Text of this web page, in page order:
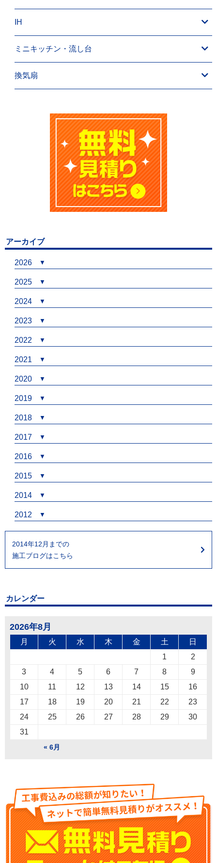
IH
ミニキッチン・流し台
換気扇
アーカイブ
2026
2025
2024
2023
2022
2021
2020
2019
2018
2017
2016
2015
2014
2012
2014年12月までの
施工ブログはこちら
カレンダー
2026年8月
月 火 水 木 金 土 日
« 6月
1
2
3
4 5 6 7 8
9
10
11 12 13 14 15
16
17
18 19 20 21 22
23
24
25 26 27 28 29
30
31